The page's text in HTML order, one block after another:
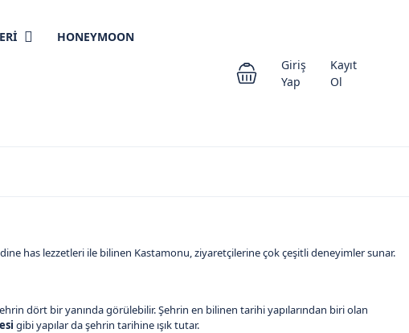
HONEYMOON
Giriş
Yap
Kayıt
Ol
has lezzetleri ile bilinen Kastamonu, ziyaretçilerine çok çeşitli deneyimler sunar.
dört bir yanında görülebilir. Şehrin en bilinen tarihi yapılarından biri olan
gibi yapılar da şehrin tarihine ışık tutar.